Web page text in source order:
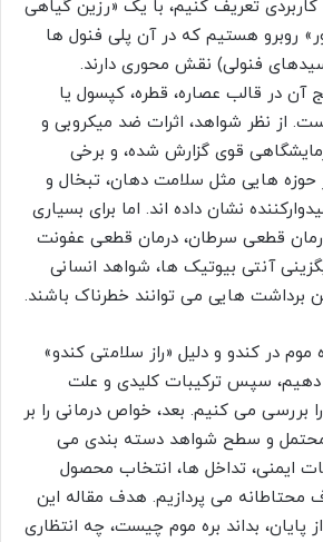
کاربردی تعریف کنیم، با یک «رزین گیاهی
روبرو هستیم که در آن پلی فنول ها
فنولی) نقش محوری دارند.
آن در قالب عصاره، قطره، کپسول یا
از نظر شواهد، اثرات ضد میکروبی و
قوی گزارش شده، و برخی
حوزه هایی مثل سلامت دهان، تبخال و
نشان داده اند. اما برای بسیاری
قطعی سرطان، درمان قطعی عفونت
آنتی بیوتیک ها، شواهد انسانی
برداشت هایی می توانند خطرناک باشند.
موم در کندو و دلیل «راز سلامتی کندو»
سپس ترکیبات کلیدی و علت
بررسی می کنیم. بعد، خواص درمانی را بر
و سطح شواهد دسته بندی می
ایمنی، تداخل ها، انتخاب محصول
محتاطانه می پردازیم. هدف مقاله این
بداند بره موم چیست، چه انتظاری